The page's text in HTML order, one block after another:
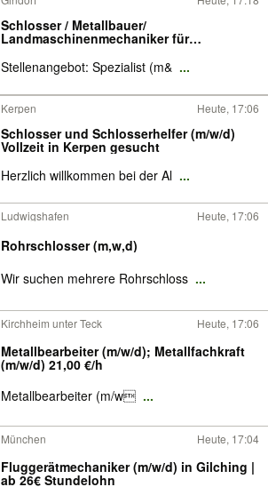
Schlosser / Metallbauer/
Landmaschinenmechaniker für
Stellenangebot: Spezialist (m& ...
Kerpen Heute, 17:06
Schlosser und Schlosserhelfer (m/w/d)
Vollzeit in Kerpen gesucht
Herzlich willkommen bei der Al ...
Ludwigshafen Heute, 17:06
Rohrschlosser (m,w,d)
Wir suchen mehrere Rohrschloss ...
Kirchheim unter Teck Heute, 17:06
Metallbearbeiter (m/w/d); Metallfachkraft
(m/w/d) 21,00 €/h
Metallbearbeiter (m/w ...
München Heute, 17:04
Fluggerätmechaniker (m/w/d) in Gilching |
ab 26€ Stundelohn